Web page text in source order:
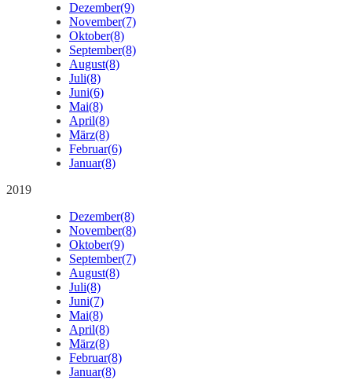
Dezember(9)
November(7)
Oktober(8)
September(8)
August(8)
Juli(8)
Juni(6)
Mai(8)
April(8)
März(8)
Februar(6)
Januar(8)
2019
Dezember(8)
November(8)
Oktober(9)
September(7)
August(8)
Juli(8)
Juni(7)
Mai(8)
April(8)
März(8)
Februar(8)
Januar(8)